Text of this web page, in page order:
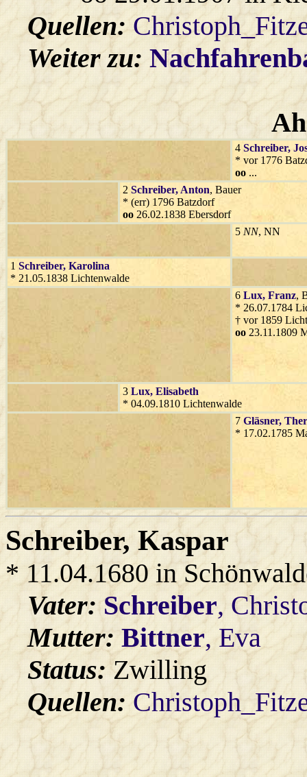
Quellen:
Weiter zu:
4 Schreiber,
* vor 1776
oo ...
2 Schreiber, Anton, Bauer
* (err) 1796 Batzdorf
oo 26.02.1838 Ebersdorf
5 NN, NN
1 Schreiber, Karolina
* 21.05.1838 Lichtenwalde
6 Lux, Franz,
* 26.07.1784
† vor 1859
oo 23.11.1809
3 Lux, Elisabeth
* 04.09.1810 Lichtenwalde
7 Gläsner,
* 17.02.1785
Schreiber, Kaspar
* 11.04.1680 in
Vater:Schreiber,
Mutter: Bittner, Eva
Status:Zwilling
Quellen: